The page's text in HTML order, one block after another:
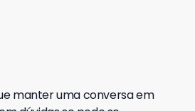
manter uma conversa em